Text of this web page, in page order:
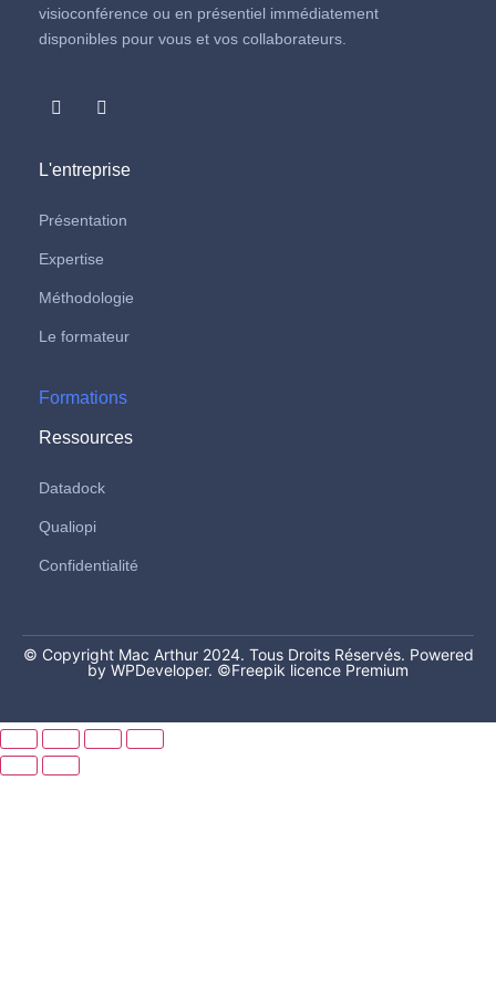
visioconférence ou en présentiel immédiatement
disponibles pour vous et vos collaborateurs.
L'entreprise
Présentation
Expertise
Méthodologie
Le formateur
Formations
Ressources
Datadock
Qualiopi
Confidentialité
© Copyright Mac Arthur 2024. Tous Droits Réservés. Powered
by WPDeveloper. ©Freepik licence Premium